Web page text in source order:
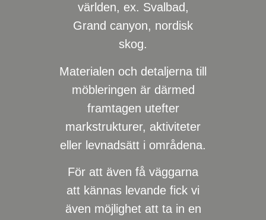
världen, ex. Svalbad,
Grand canyon, nordisk
skog.
Materialen och detaljerna till
möbleringen är därmed
framtagen utefter
markstrukturer, aktiviteter
eller levnadsätt i områdena.
För att även få väggarna
att kännas levande fick vi
även möjlighet att ta in en